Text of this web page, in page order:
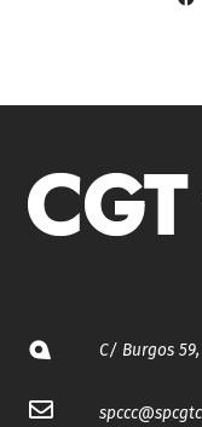
C/ Burgos
spccc@